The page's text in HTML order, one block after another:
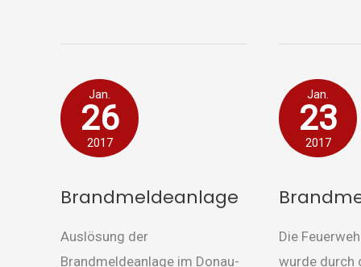
Jan.
26
2017
Brandmeldeanlage
Auslösung der
Brandmeldeanlage im Donau-
Brandmeldeanlage Jan.
23
2017
Die
wurde durch